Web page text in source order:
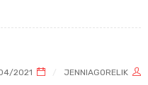
JENNIAGORELIK